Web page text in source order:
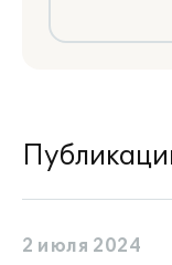
2 июля 2024